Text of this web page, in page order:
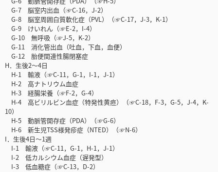
G-7 脳室内出血（☞C-16，J-2）
G-8 脳室周囲白質軟化症（PVL）（☞C-17，J-3，K-1）
G-9 けいれん（☞E-2，I-4）
G-10 無呼吸（☞J-5，K-2）
G-11 消化管出血（吐血，下血，血便）
G-12 胎便関連性腸閉塞症
H．生後2～4日
H-1 輸液（☞C-11，G-1，I-1，J-1）
H-2 高ナトリウム血症
H-3 経腸栄養（☞F-2，G-4）
H-4 高ビリルビン血症（特発性黄疸）（☞C-18，F-3，G-5，J-4，K-
10）
H-5 動脈管開存症（PDA）（☞G-6）
H-6 新生児TSS様発疹症（NTED）（☞N-6）
I．生後4日～1週
I-1 輸液（☞C-11，G-1，H-1，J-1）
I-2 低カルシウム血症（遅発型）
I-3 低血糖症（☞C-13，D-2）